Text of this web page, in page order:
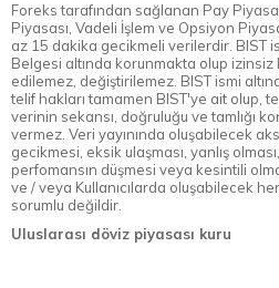
Foreks tarafından sağlanan Pay
Piyasası, Vadeli İşlem ve Opsiyon
az 15 dakika gecikmeli verilerdir. BIST
Belgesi altında korunmakta olup izinsiz
edilemez, değiştirilemez. BIST ismi
telif hakları tamamen BIST'ye ait olup,
verinin sekansı, doğruluğu ve tamlığı
vermez. Veri yayınında oluşabilecek
gecikmesi, eksik ulaşması, yanlış
perfomansın düşmesi veya kesintili
ve / veya Kullanıcılarda oluşabilecek
sorumlu değildir.
Uluslarası döviz piyasası kuru